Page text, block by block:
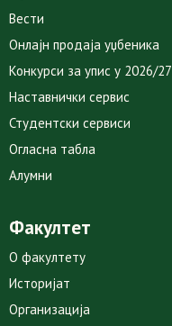
Вести
Онлајн продаја уџбеника
Конкурси за упис у 2026/27
Наставнички сервис
Студентски сервиси
Огласна табла
Алумни
Факултет
О факултету
Историјат
Организација